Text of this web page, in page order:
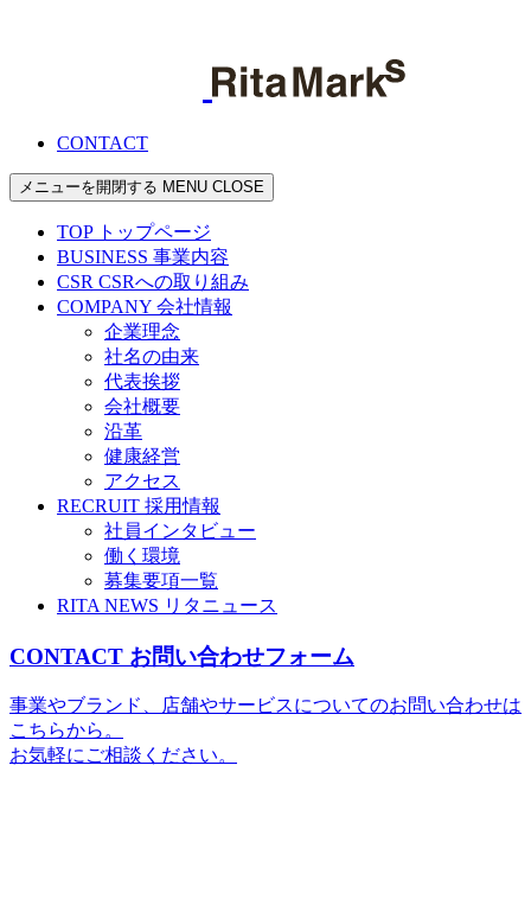
CONTACT
メニューを開閉する MENU CLOSE
TOP トップページ
BUSINESS 事業内容
CSR CSRへの取り組み
COMPANY 会社情報
企業理念
社名の由来
代表挨拶
会社概要
沿革
健康経営
アクセス
RECRUIT 採用情報
社員インタビュー
働く環境
募集要項一覧
RITA NEWS リタニュース
CONTACT お問い合わせフォーム
事業やブランド、店舗やサービスについてのお問い合わせは
こちらから。
お気軽にご相談ください。